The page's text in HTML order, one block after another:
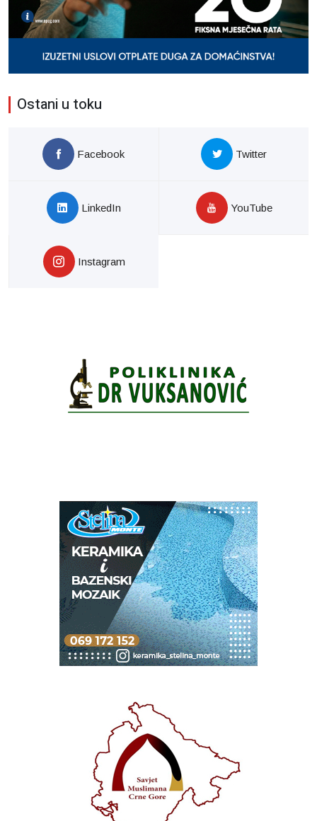
Ostani u toku
Facebook Twitter
LinkedIn YouTube
Instagram